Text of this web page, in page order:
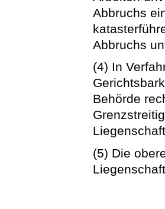
Abbruchs
Abbruchs
(4) In
Behörde
(5) Die